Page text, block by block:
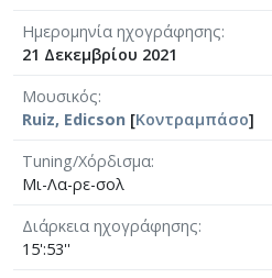
Ημερομηνία ηχογράφησης
21 Δεκεμβρίου 2021
Μουσικός
Ruiz, Edicson [Κοντραμπάσο]
Tuning/Χόρδισμα
Μι-Λα-ρε-σολ
Διάρκεια ηχογράφησης
15':53''